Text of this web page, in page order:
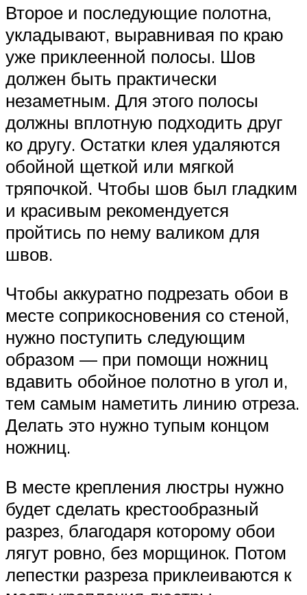
Второе и последующие полотна,
укладывают, выравнивая по краю
уже приклеенной полосы. Шов
должен быть практически
незаметным. Для этого полосы
должны вплотную подходить друг
ко другу. Остатки клея удаляются
обойной щеткой или мягкой
тряпочкой. Чтобы шов был гладким
и красивым рекомендуется
пройтись по нему валиком для
швов.
Чтобы аккуратно подрезать обои в
месте соприкосновения со стеной,
нужно поступить следующим
образом — при помощи ножниц
вдавить обойное полотно в угол и,
тем самым наметить линию отреза.
Делать это нужно тупым концом
ножниц.
В месте крепления люстры нужно
будет сделать крестообразный
разрез, благодаря которому обои
лягут ровно, без морщинок. Потом
лепестки разреза приклеиваются к